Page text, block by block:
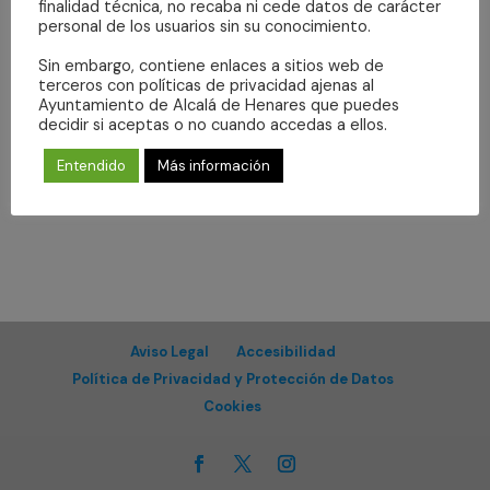
vistas
events
Photo
View
Suscribirse al calendario
Aviso Legal
Accesibilidad
Política de Privacidad y Protección de Datos
Cookies
finalidad técnica, no recaba ni cede datos de carácter
personal de los usuarios sin su conocimiento.
Sin embargo, contiene enlaces a sitios web de
terceros con políticas de privacidad ajenas al
Ayuntamiento de Alcalá de Henares que puedes
decidir si aceptas o no cuando accedas a ellos.
Entendido Más información